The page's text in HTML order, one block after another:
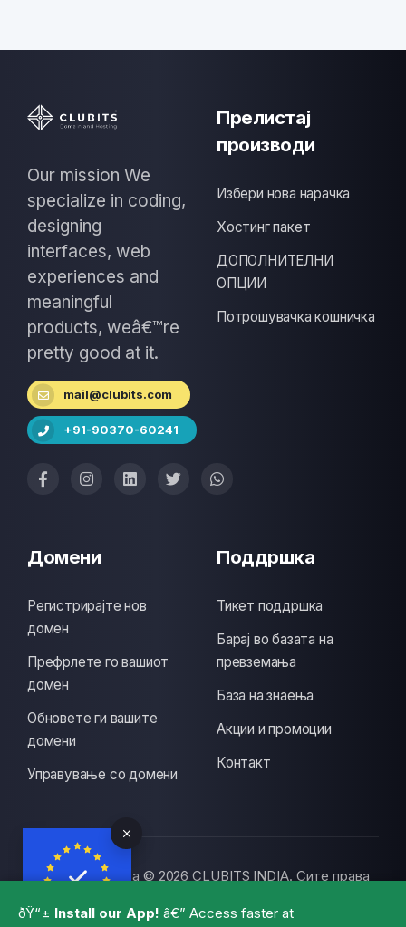
Our mission We
specialize in coding,
designing
interfaces, web
experiences and
meaningful
products, weâ€™re
pretty good at it.
mail@clubits.com
+91-90370-60241
Прелистај
производи
Избери нова нарачка
Хостинг пакет
ДОПОЛНИТЕЛНИ
ОПЦИИ
Потрошувачка кошничка
Домени
Регистрирајте нов
домен
Префрлете го вашиот
домен
Обновете ги вашите
домени
Управување со домени
Поддршка
Тикет поддршка
Барај во базата на
превземања
База на знаења
Акции и промоции
Контакт
Авторски права © 2026 CLUBITS INDIA. Сите права
coffee
ðŸ“± Install our App! â€” Access faster at